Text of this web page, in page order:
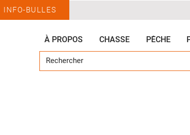
INFO-BULLES
À PROPOS CHASSE PÊCHE